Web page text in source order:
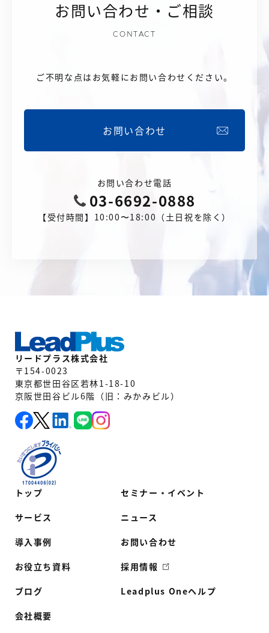
お問い合わせ・ご相談
CONTACT
ご不明な点はお気軽にお問い合わせください。
お問い合わせ
お問い合わせ電話
03-6692-0888
【受付時間】10:00〜18:00（土日祝を除く）
トップ
サービス
導入事例
お役立ち資料
ブログ
会社概要
セミナー・イベント
ニュース
お問い合わせ
採用情報
Leadplus Oneヘルプ
リードプラス株式会社
〒154-0023
東京都世田谷区若林1-18-10
京阪世田谷ビル6階（旧：みかみビル）